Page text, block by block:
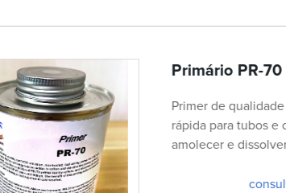
Primário PR-70
Primer de
rápida para tubos e
amolecer e